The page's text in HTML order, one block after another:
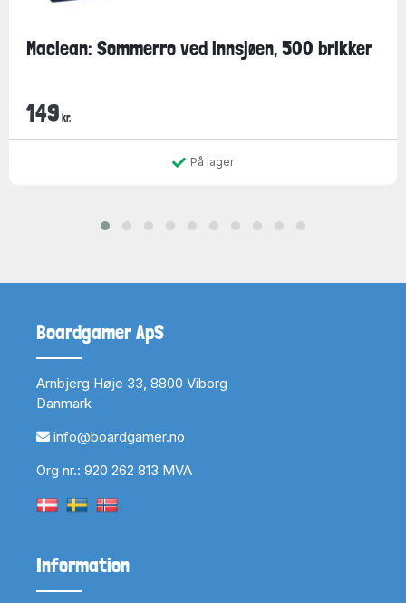
Maclean: Sommerro ved innsjøen, 500 brikker
149 kr.
På lager
Boardgamer ApS
Arnbjerg Høje 33, 8800 Viborg
Danmark
info@boardgamer.no
Org nr.: 920 262 813 MVA
Information